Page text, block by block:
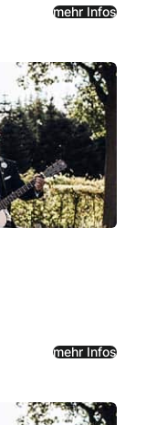
mehr Infos
mehr Infos